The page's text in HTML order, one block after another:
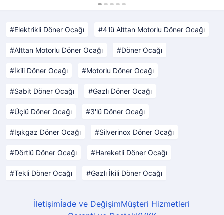
Elektrikli Döner Ocağı 4'lü Alttan Motorlu Döner Ocağı
Alttan Motorlu Döner Ocağı Döner Ocağı
İkili Döner Ocağı Motorlu Döner Ocağı
Sabit Döner Ocağı Gazlı Döner Ocağı
Üçlü Döner Ocağı 3'lü Döner Ocağı
Işıkgaz Döner Ocağı Silverinox Döner Ocağı
Dörtlü Döner Ocağı Hareketli Döner Ocağı
Tekli Döner Ocağı Gazlı İkili Döner Ocağı
İletişimİade ve DeğişimMüşteri Hizmetleri